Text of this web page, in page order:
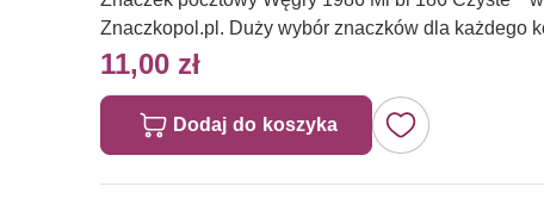
Znaczkopol.pl. Duży wybór znaczków dla każdego
11,00 zł
Dodaj do koszyka